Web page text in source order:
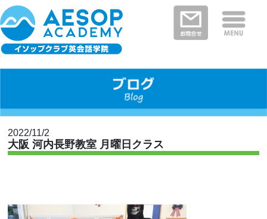
イソップクラブの特徴
クラスと料金
教室を探す
河内長野・南河内郡エリア
新着情報
2022/11/2
大阪 河内長野教室 月曜日クラス